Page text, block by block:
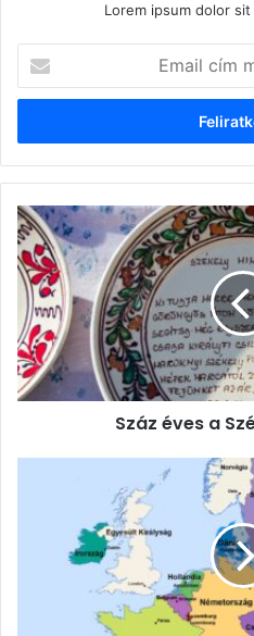
Lorem ipsum dolor
cím
megadása
Száz
éves
a
Székely
Himnusz
Száz éves a